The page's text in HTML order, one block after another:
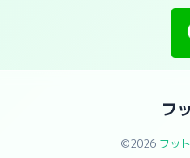
フ
©2026 フッ